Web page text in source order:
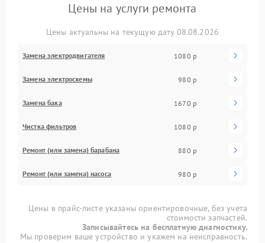
Цены на услуги ремонта
Цены актуальны на текущую дату 08.08.2026
Замена электродвигателя 1080 р
Замена электросхемы 980 р
Замена бака 1670 р
Чистка фильтров 1080 р
Ремонт (или замена) барабана 880 р
Ремонт (или замена) насоса 980 р
Цены в прайс-листе указаны ориентировочные, без учета
стоимости запчастей.
Записывайтесь на бесплатную диагностику.
Мы проверим ваше устройство и укажем на неисправность.